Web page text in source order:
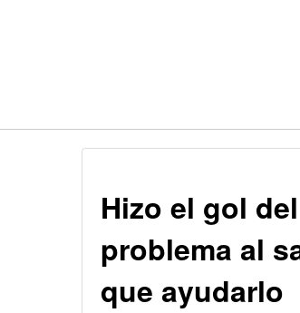
Hizo el gol
problema al
que ayudarlo